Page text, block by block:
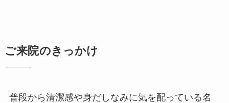
ご来院のきっかけ
普段から清潔感や身だしなみに気を配っている名